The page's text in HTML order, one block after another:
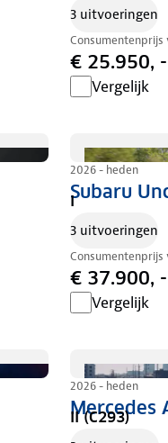
3 uitvoeringen
Consumentenprijs
€ 25.950, -
Vergelijk
Subaru
2026 - heden
I
3 uitvoeringen
Consumentenprijs
€ 37.900, -
Vergelijk
Mercedes
2026 - heden
II (C293)